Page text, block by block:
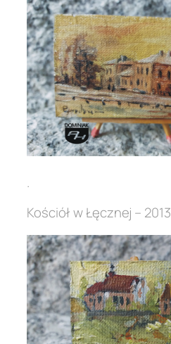
.
Kościół w Łęcznej – 2013